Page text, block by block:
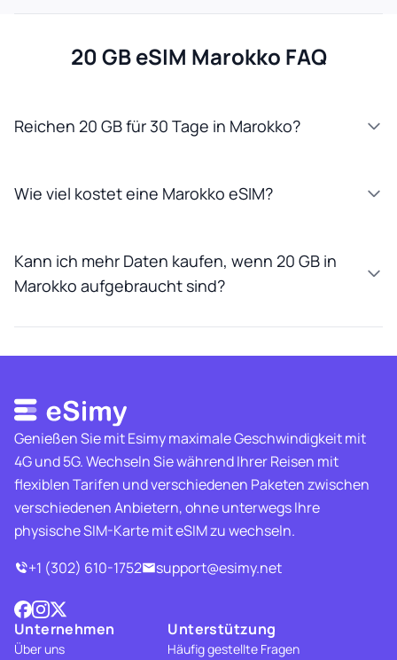
20 GB eSIM Marokko FAQ
Reichen 20 GB für 30 Tage in Marokko?
Wie viel kostet eine Marokko eSIM?
Kann ich mehr Daten kaufen, wenn 20 GB in
Marokko aufgebraucht sind?
Genießen Sie mit Esimy maximale Geschwindigkeit mit
4G und 5G. Wechseln Sie während Ihrer Reisen mit
flexiblen Tarifen und verschiedenen Paketen zwischen
verschiedenen Anbietern, ohne unterwegs Ihre
physische SIM-Karte mit eSIM zu wechseln.
+1 (302) 610-1752
support@esimy.net
Unternehmen
Über uns
Unterstützung
Häufig gestellte Fragen